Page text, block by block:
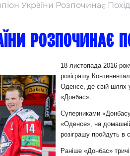
президент
Федерації
Діяльність
документи
Федерації
Склад
Україна
Склад
України Розпочинає
18 листопада 2016
розіграшу
Оденсе, де свій шлях
«Донбас».
Суперниками
«Оденсе», на
розіграшу пройдуть в
Раніше «Донбас»